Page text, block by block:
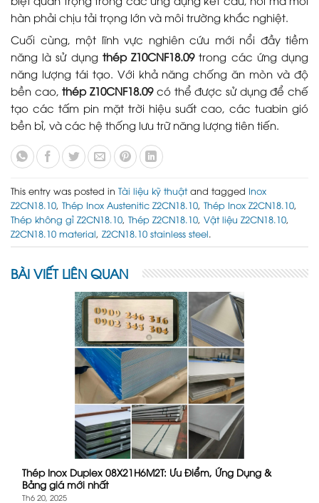
hàn phải chịu tải trọng lớn và môi trường khắc nghiệt.
Cuối cùng, một lĩnh vực nghiên cứu mới nổi đầy tiềm
năng là sử dụng thép Z10CNF18.09trong các ứng dụng
năng lượng tái tạo. Với khả năng chống ăn mòn và độ
bền cao,thép Z10CNF18.09có thể được sử dụng để chế
tạo các tấm pin mặt trời hiệu suất cao, các tuabin gió
bền bỉ, và các hệ thống lưu trữ năng lượng tiên tiến.
This entry was posted in Tài liệu kỹ thuậtand tagged Inox
Z2CN18.10, Thép Inox Austenitic Z2CN18.10, Thép Inox Z2CN18.10,
Thép không gỉ Z2CN18.10, Thép Z2CN18.10, Vật liệu Z2CN18.10,
Z2CN18.10 material, Z2CN18.10 stainless steel.
BÀI VIẾT LIÊN QUAN
Thép Inox Duplex 08X21H6M2T: Ưu Điểm, Ứng Dụng &
Bảng giá mới nhất
Th6 20, 2025